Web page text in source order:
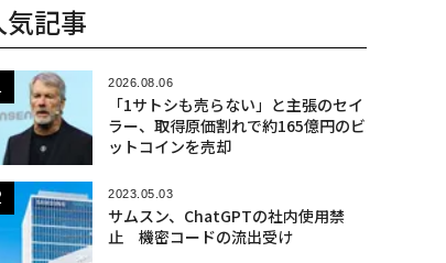
気記事
2026.08.06
「1サトシも売らない」と主張のセイ
ラー、取得原価割れで約165億円のビ
ットコインを売却
2023.05.03
サムスン、ChatGPTの社内使用禁
止 機密コードの流出受け